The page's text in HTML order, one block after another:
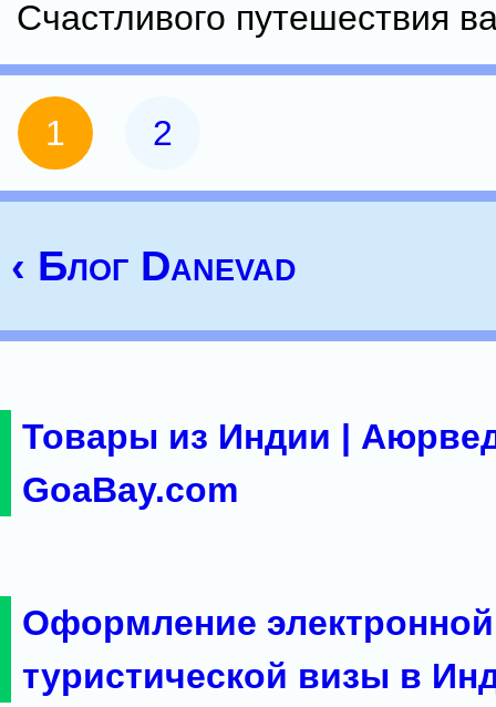
Счастливого путешествия
1 2
‹ Блог Danevad
Товары из Индии |
GoaBay.com
Оформление электронной
туристической визы в